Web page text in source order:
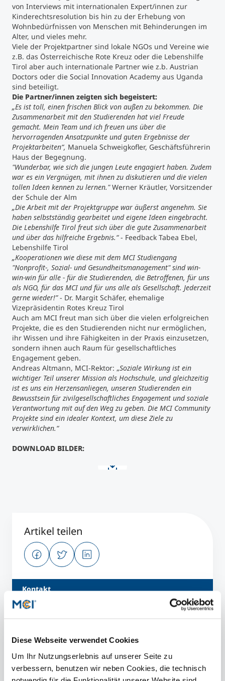
Diese Webseite verwendet Cookies
Um Ihr Nutzungserlebnis auf unserer Seite zu
verbessern, benutzen wir neben Cookies, die technisch
von Interviews mit internationalen Expert/innen zur
Kinderechtsresolution bis hin zu der Erhebung von
Wohnbedürfnissen von Menschen mit Behinderungen im
Alter, und vieles mehr.
Viele der Projektpartner sind lokale NGOs und Vereine wie
z.B. das Österreichische Rote Kreuz oder die Lebenshilfe
Tirol aber auch internationale Partner wie z.b. Austrian
Doctors oder die Social Innovation Academy aus Uganda
sind beteiligt.
Die Partner/innen zeigten sich begeistert:
„Es ist toll, einen frischen Blick von außen zu bekommen. Die
Zusammenarbeit mit den Studierenden hat viel Freude
gemacht. Mein Team und ich freuen uns über die
hervorragenden Ansatzpunkte und guten Ergebnisse der
Projektarbeiten“, Manuela Schweigkofler, Geschäftsführerin
Haus der Begegnung.
"Wunderbar, wie sich die jungen Leute engagiert haben. Zudem
war es ein Vergnügen, mit ihnen zu diskutieren und die vielen
tollen Ideen kennen zu lernen."Werner Kräutler, Vorsitzender
der Schule der Alm
„Die Arbeit mit der Projektgruppe war äußerst angenehm. Sie
haben selbstständig gearbeitet und eigene Ideen eingebracht.
Die Lebenshilfe Tirol freut sich über die gute Zusammenarbeit
und über das hilfreiche Ergebnis.“- Feedback Tabea Ebel,
Lebenshilfe Tirol
„Kooperationen wie diese mit dem MCI Studiengang
"Nonprofit-, Sozial- und Gesundheitsmanagement" sind win-
win-win für alle - für die Studierenden, die Betroffenen, für uns
als NGO, für das MCI und für uns alle als Gesellschaft. Jederzeit
gerne wieder!”- Dr. Margit Schäfer, ehemalige
Vizepräsidentin Rotes Kreuz Tirol
Auch am MCI freut man sich über die vielen erfolgreichen
Projekte, die es den Studierenden nicht nur ermöglichen,
ihr Wissen und ihre Fähigkeiten in der Praxis einzusetzen,
sondern ihnen auch Raum für gesellschaftliches
Engagement geben.
Andreas Altmann, MCI-Rektor: „Soziale Wirkung ist ein
wichtiger Teil unserer Mission als Hochschule, und gleichzeitig
ist es uns ein Herzensanliegen, unseren Studierenden ein
Bewusstsein für zivilgesellschaftliches Engagement und soziale
Verantwortung mit auf den Weg zu geben. Die MCI Community
Projekte sind ein idealer Kontext, um diese Ziele zu
verwirklichen.“
DOWNLOAD BILDER:
Artikel teilen
Kontakt